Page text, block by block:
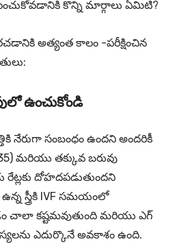
కొన్ని మార్గాలు ఏమిటి?
అత్యంత కాలం -పరీక్షించిన
ఉంచుకోండి
నేరుగా సంబంధం ఉందని అందరికీ
మరియు తక్కువ బరువు
రేట్లకు దోహదపడుతుందని
స్త్రీకి IVF సమయంలో
చాలా కష్టమవుతుంది మరియు ఎగ్
ఎదుర్కొనే అవకాశం ఉంది.